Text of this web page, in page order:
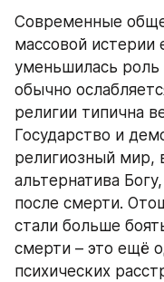
Современные
массовой истерии
уменьшилась роль
обычно
религии типична
Государство и
религиозный мир,
альтернатива
после смерти.
стали больше
смерти – это ещё
психических